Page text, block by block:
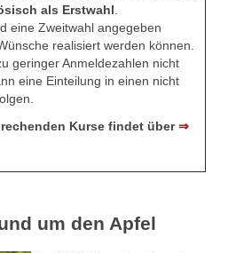
als Erstwahl
eine Zweitwahl angegeben
realisiert werden können.
geringer Anmeldezahlen nicht
eine Einteilung in einen nicht
Kurse findet über⇒
um den Apfel